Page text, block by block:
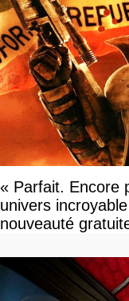
« Parfait. Encore
univers
nouveauté